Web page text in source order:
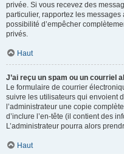
privée. Si vous recevez des
particulier, rapportez les
possibilité d’empêcher
privés.
Haut
J’ai reçu un spam ou un courriel
Le formulaire de courrier
suivre les utilisateurs qui envoient
l’administrateur une copie
d’inclure l’en-tête (il contient des
L’administrateur pourra alors
Haut